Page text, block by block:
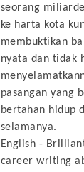
seorang
ke harta kota
membuktikan
nyata dan tidak
pasangan yang
bertahan hidup
selamanya.
English -
career writing